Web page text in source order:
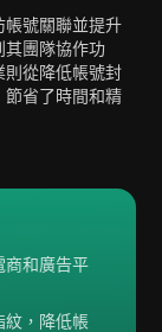
帳號關聯並提升
其團隊協作功
則從降低帳號封
節省了時間和精
商和廣告平
紋，降低帳